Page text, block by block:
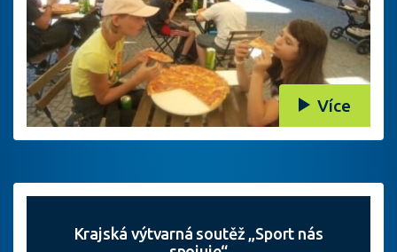
Více
Krajská výtvarná soutěž „Sport nás